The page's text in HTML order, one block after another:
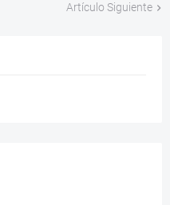
Artículo Siguiente